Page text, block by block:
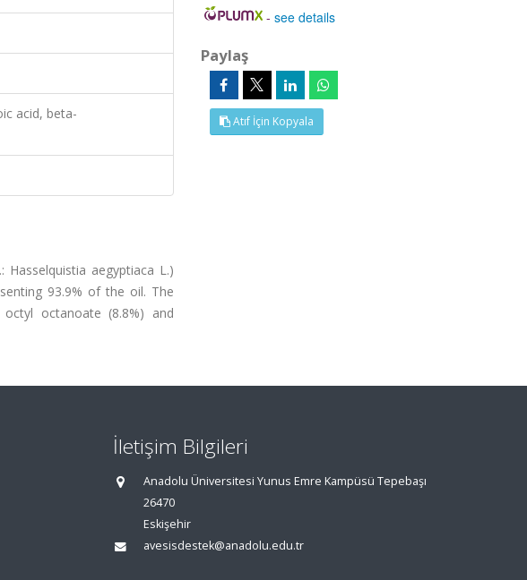
acid, beta-
aegyptiaca L.)
93.9% of the oil. The
octyl octanoate (8.8%) and
-see details
Paylaş
Atıf İçin Kopyala
İletişim Bilgileri
Anadolu Üniversitesi Yunus Emre Kampüsü Tepebaşı
26470
Eskişehir
avesisdestek@anadolu.edu.tr